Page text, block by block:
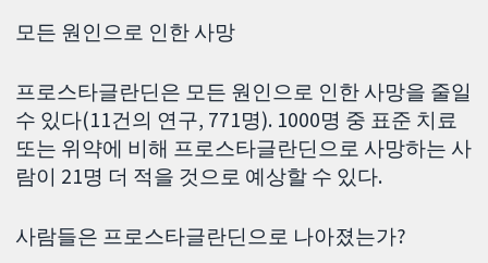
모든 원인으로 인한 사망
프로스타글란딘은 모든 원인으로 인한 사망을 줄일
수 있다(11건의 연구, 771명). 1000명 중 표준 치료
또는 위약에 비해 프로스타글란딘으로 사망하는 사
람이 21명 더 적을 것으로 예상할 수 있다.
사람들은 프로스타글란딘으로 나아졌는가?